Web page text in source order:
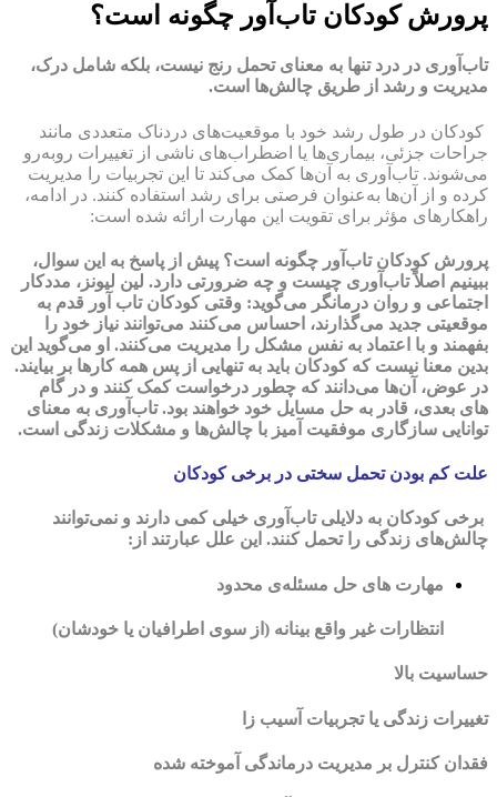
پرورش کودکان تاب‌آور چگونه است؟
تاب‌آوری در درد تنها به معنای تحمل رنج نیست، بلکه شامل درک،
مدیریت و رشد از طریق چالش‌ها است.
کودکان در طول رشد خود با موقعیت‌های دردناک متعددی مانند
جراحات جزئی، بیماری‌ها یا اضطراب‌های ناشی از تغییرات روبه‌رو
می‌شوند. تاب‌آوری به آن‌ها کمک می‌کند تا این تجربیات را مدیریت
کرده و از آن‌ها به‌عنوان فرصتی برای رشد استفاده کنند. در ادامه،
راهکارهای مؤثر برای تقویت این مهارت ارائه شده است:
پرورش کودکان تاب‌آور چگونه است؟ پیش از پاسخ به این سوال،
ببینیم اصلاً تاب‌آوری چیست و چه ضرورتی دارد. لین لیونز، مددکار
اجتماعی و روان درمانگر می‌گوید: وقتی کودکان تاب آور قدم به
موقعیتی جدید می‌گذارند، احساس می‌کنند می‌‌توانند نیاز خود را
بفهمند و با اعتماد به نفس مشکل را مدیریت می‌کنند. او می‌گوید این
بدین معنا نیست که کودکان باید به تنهایی از پس همه کارها بر بیایند.
در عوض، آن‌ها می‌دانند که چطور درخواست کمک کنند و در گام
های بعدی، قادر به حل مسایل خود خواهند بود. تاب‌آوری به معنای
توانایی سازگاری موفقیت آمیز با چالش‌ها و مشکلات زندگی است.
علت کم بودن تحمل سختی در برخی کودکان
برخی کودکان به دلایلی تاب‌آوری خیلی کمی دارند و نمی‌توانند
چالش‌های زندگی را تحمل کنند. این علل عبارتند از:
مهارت های حل مسئله‌ی محدود
انتظارات غیر واقع بینانه (از سوی اطرافیان یا خودشان)
حساسیت بالا
تغییرات زندگی یا تجربیات آسیب زا
فقدان کنترل بر مدیریت درماندگی آموخته شده